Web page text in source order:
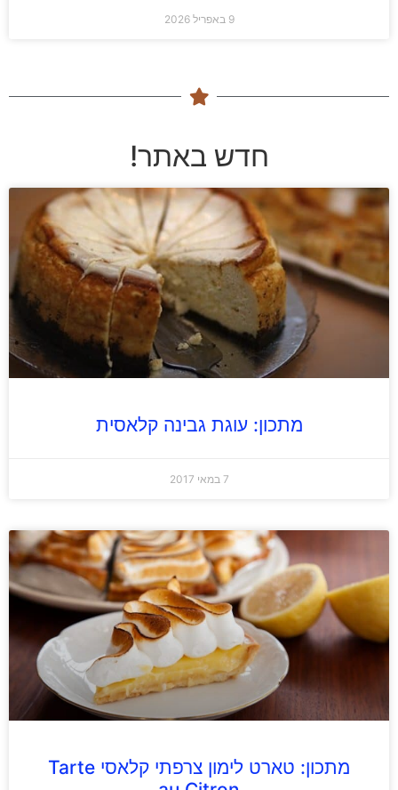
9 באפריל 2026
חדש באתר!
מתכון: עוגת גבינה קלאסית
7 במאי 2017
מתכון: טארט לימון צרפתי קלאסי Tarte